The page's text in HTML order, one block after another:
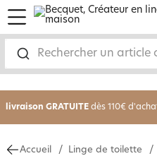
Rechercher un article
menu
-30% sur votre commande dès 2
achetés
livraison GRATUITEdès 110€
avec le code 750826
Accueil Linge de toilette